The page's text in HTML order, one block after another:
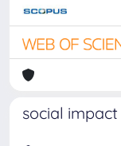
social impact